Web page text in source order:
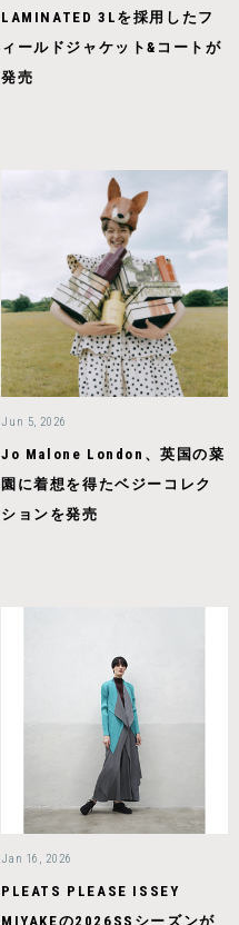
LAMINATED 3Lを採用したフ
ィールドジャケット&コートが
発売
Jun 5, 2026
Jo Malone London、英国の菜
園に着想を得たベジーコレク
ションを発売
Jan 16, 2026
PLEATS PLEASE ISSEY
MIYAKEの2026SSシーズンが